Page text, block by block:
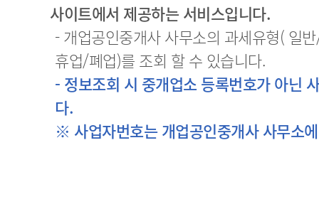
사이트에서 제공하는 서비스입니다.
- 개업공인중개사 사무소의 과세유형( 일
휴업/폐업)를 조회 할 수 있습니다.
- 정보조회 시 중개업소 등록번호가 아닌
다.
※ 사업자번호는 개업공인중개사 사무소